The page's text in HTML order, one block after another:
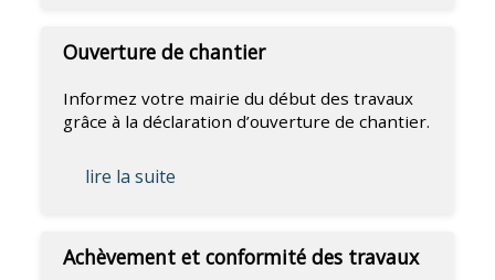
Ouverture de chantier
Informez votre mairie du début des travaux
grâce à la déclaration d’ouverture de chantier.
lire la suite
Achèvement et conformité des travaux